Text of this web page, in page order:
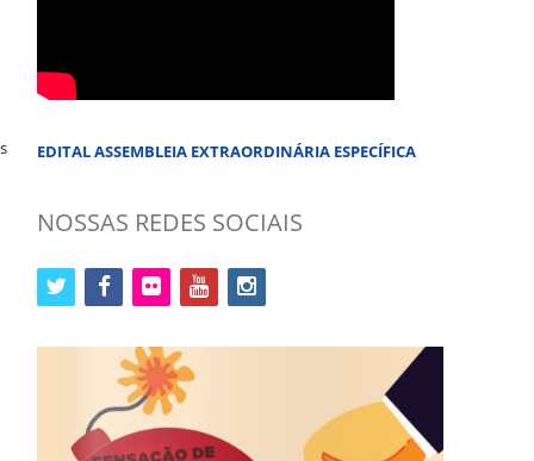
EDITAL ASSEMBLEIA EXTRAORDINÁRIA ESPECÍFICA
NOSSAS REDES SOCIAIS
twitterfacebook flickr youtube